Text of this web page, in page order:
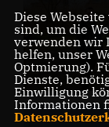
Diese
sind, um die
verwenden wir
helfen, unser
Optmierung).
Dienste,
Einwilligung
Informationen